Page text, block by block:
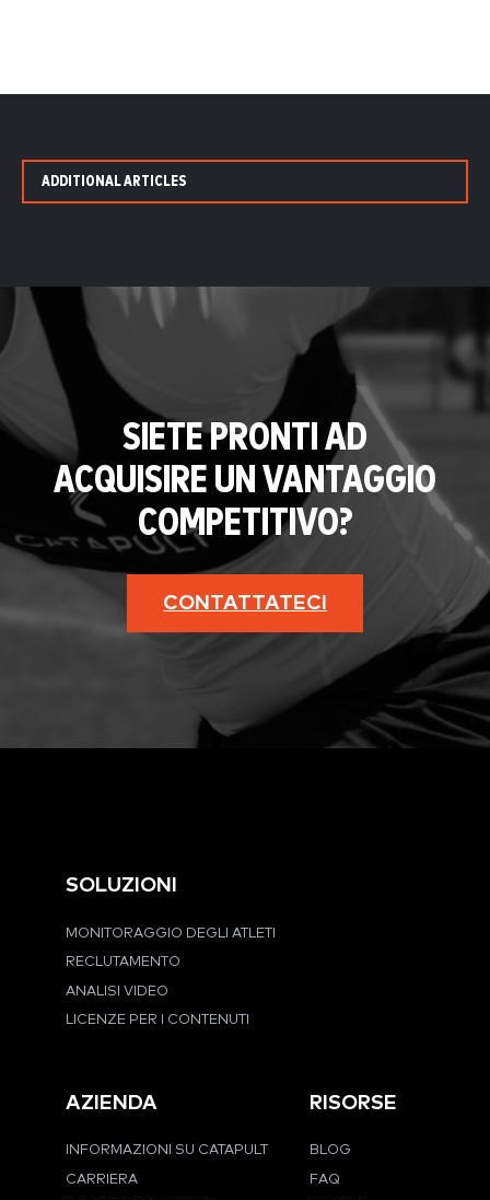
ADDITIONAL ARTICLES
SIETE PRONTI AD
ACQUISIRE UN VANTAGGIO
COMPETITIVO?
CONTATTATECI
SOLUZIONI
MONITORAGGIO DEGLI ATLETI
RECLUTAMENTO
ANALISI VIDEO
LICENZE PER I CONTENUTI
AZIENDA
INFORMAZIONI SU CATAPULT
CARRIERA
RISORSE
BLOG
FAQ